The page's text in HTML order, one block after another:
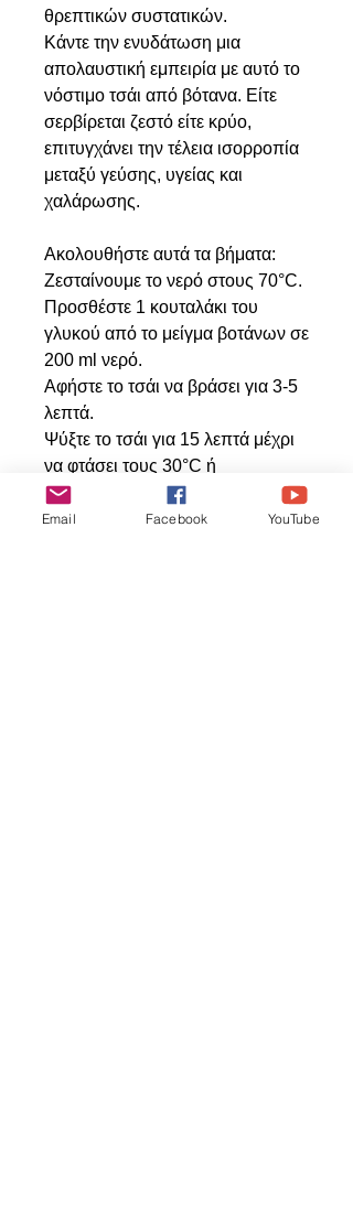
θρεπτικών συστατικών.
Κάντε την ενυδάτωση μια
απολαυστική εμπειρία με αυτό το
νόστιμο τσάι από βότανα. Είτε
σερβίρεται ζεστό είτε κρύο,
επιτυγχάνει την τέλεια ισορροπία
μεταξύ γεύσης, υγείας και
χαλάρωσης.
Ακολουθήστε αυτά τα βήματα:
Ζεσταίνουμε το νερό στους 70°C.
Προσθέστε 1 κουταλάκι του
γλυκού από το μείγμα βοτάνων σε
200 ml νερό.
Αφήστε το τσάι να βράσει για 3-5
λεπτά.
Ψύξτε το τσάι για 15 λεπτά μέχρι
να φτάσει τους 30°C ή
χαμηλότερα.
Σερβίρετε το τσάι σε ένα καθαρό
Email Facebook YouTube